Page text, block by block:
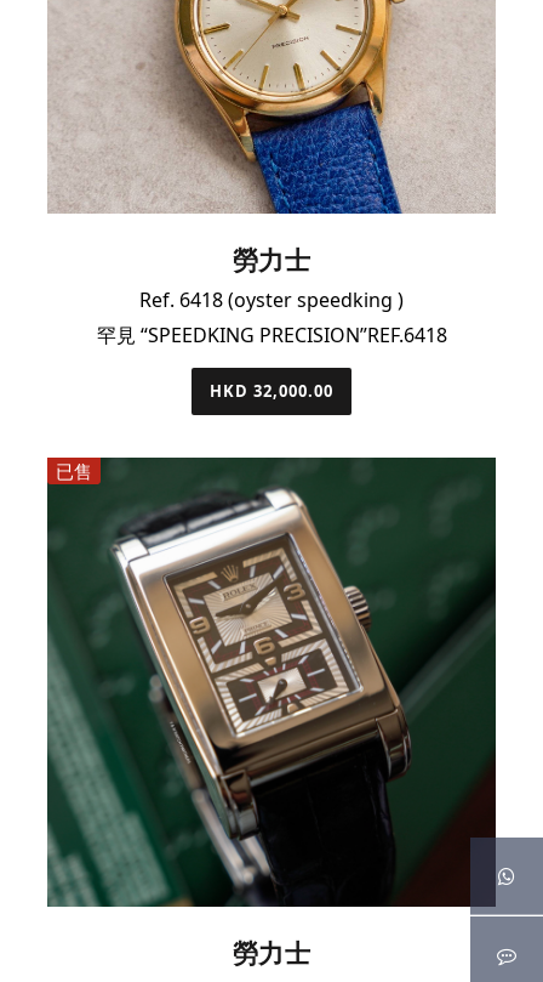
勞力士
Ref. 6418 (oyster speedking )
罕見 “SPEEDKING PRECISION”REF.6418
HKD 32,000.00
已售
勞力士